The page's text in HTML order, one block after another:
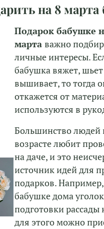
на 8
Подарок бабушке
марта важно
личные интересы.
бабушка вяжет,
вышивает, то тогда
откажется от
используются в
Большинство людей
возрасте любит
на даче, и это
источник идей для
подарков.
бабушке дома
подготовки рассады
для этого можно